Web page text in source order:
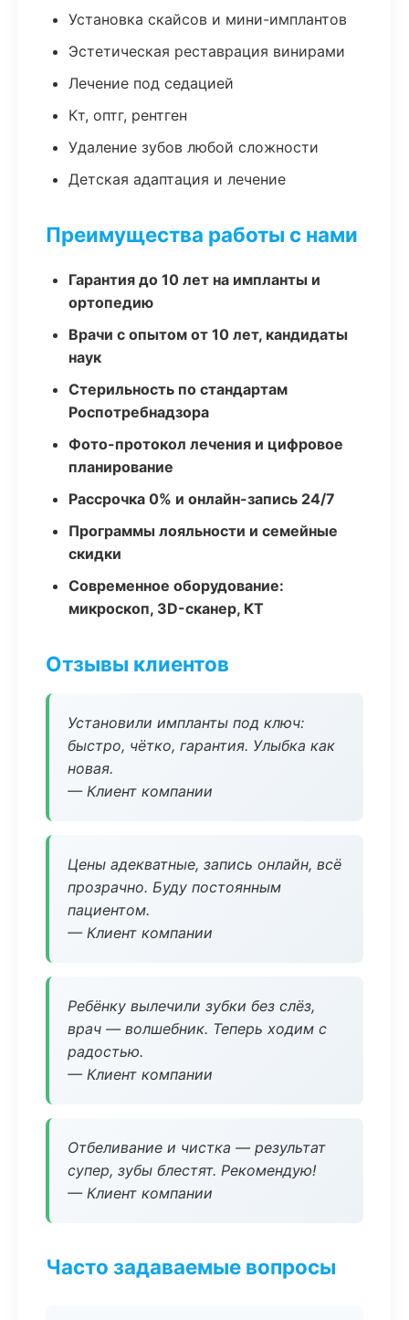
Установка скайсов и мини-имплантов
Эстетическая реставрация винирами
Лечение под седацией
Кт, оптг, рентген
Удаление зубов любой сложности
Детская адаптация и лечение
Преимущества работы с нами
Гарантия до 10 лет на импланты и
ортопедию
Врачи с опытом от 10 лет, кандидаты
наук
Стерильность по стандартам
Роспотребнадзора
Фото-протокол лечения и цифровое
планирование
Рассрочка 0% и онлайн-запись 24/7
Программы лояльности и семейные
скидки
Современное оборудование:
микроскоп, 3D-сканер, КТ
Отзывы клиентов
Установили импланты под ключ:
быстро, чётко, гарантия. Улыбка как
новая.
— Клиент компании
Цены адекватные, запись онлайн, всё
прозрачно. Буду постоянным
пациентом.
— Клиент компании
Ребёнку вылечили зубки без слёз,
врач — волшебник. Теперь ходим с
радостью.
— Клиент компании
Отбеливание и чистка — результат
супер, зубы блестят. Рекомендую!
— Клиент компании
Часто задаваемые вопросы